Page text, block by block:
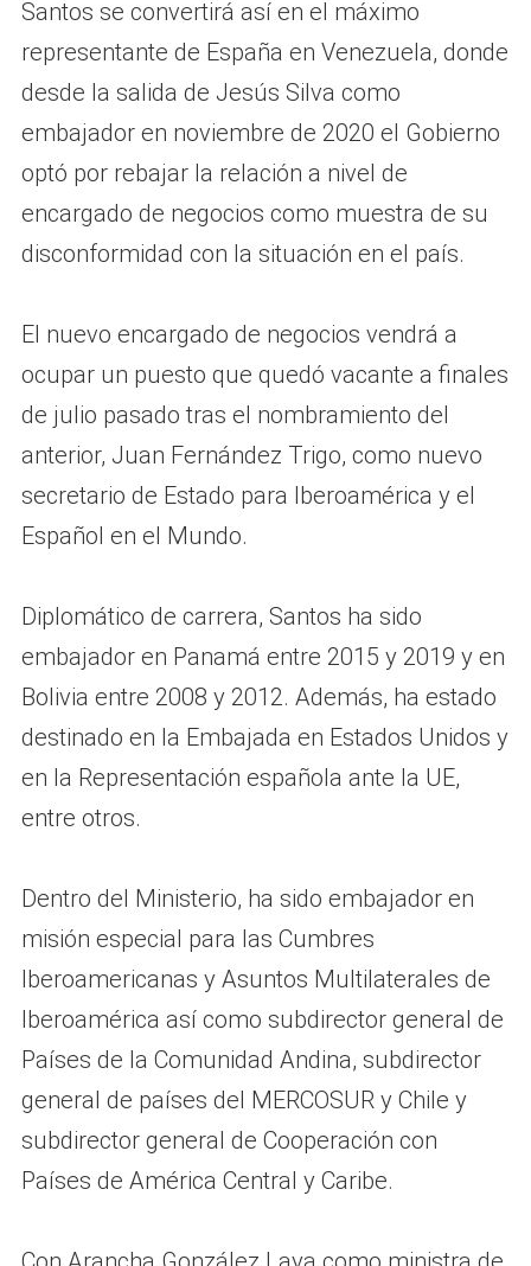
Santos se convertirá así en el máximo
representante de España en Venezuela, donde
desde la salida de Jesús Silva como
embajador en noviembre de 2020 el Gobierno
optó por rebajar la relación a nivel de
encargado de negocios como muestra de su
disconformidad con la situación en el país.
El nuevo encargado de negocios vendrá a
ocupar un puesto que quedó vacante a finales
de julio pasado tras el nombramiento del
anterior, Juan Fernández Trigo, como nuevo
secretario de Estado para Iberoamérica y el
Español en el Mundo.
Diplomático de carrera, Santos ha sido
embajador en Panamá entre 2015 y 2019 y en
Bolivia entre 2008 y 2012. Además, ha estado
destinado en la Embajada en Estados Unidos y
en la Representación española ante la UE,
entre otros.
Dentro del Ministerio, ha sido embajador en
misión especial para las Cumbres
Iberoamericanas y Asuntos Multilaterales de
Iberoamérica así como subdirector general de
Países de la Comunidad Andina, subdirector
general de países del MERCOSUR y Chile y
subdirector general de Cooperación con
Países de América Central y Caribe.